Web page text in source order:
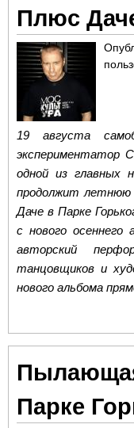
Плюс
19 августа
экспериментатор
одной из главных
продолжит летнюю
Даче в Парке
с нового
авторский
танцовщиков и
нового альбома
Парке